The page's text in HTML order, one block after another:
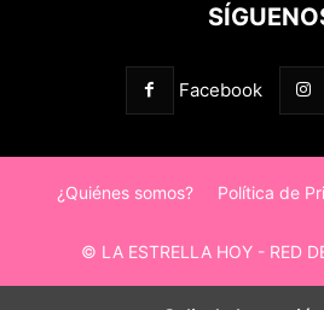
Facebook
¿Quiénes somos? Política de
© LA ESTRELLA HOY - RED